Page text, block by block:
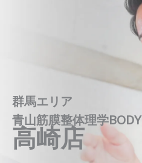
群馬エリア
青山筋膜整体理学BODY
高崎店